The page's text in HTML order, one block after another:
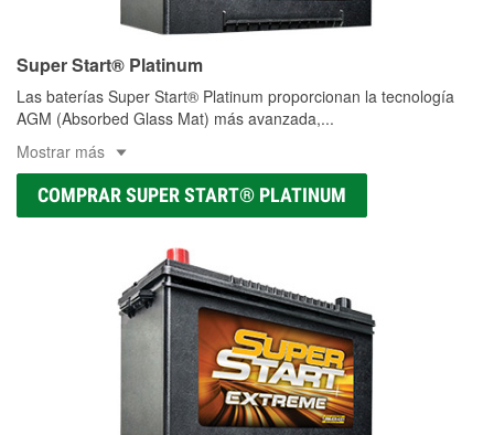
Super Start® Platinum
Las baterías Super Start® Platinum proporcionan la tecnología
AGM (Absorbed Glass Mat) más avanzada,...
Mostrar más
COMPRAR SUPER START® PLATINUM